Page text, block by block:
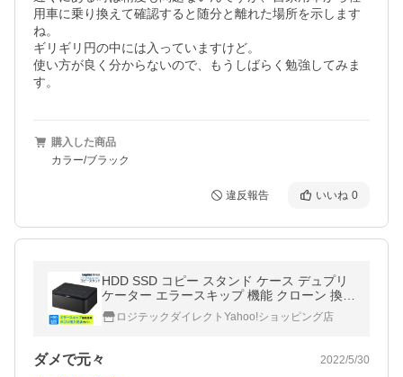
用車に乗り換えて確認すると随分と離れた場所を示します
ね。
ギリギリ円の中には入っていますけど。
使い方が良く分からないので、もうしばらく勉強してみま
す。
購入した商品
カラー/ブラック
違反報告 いいね 0
HDD SSD コピー スタンド ケース デュプリ
ケーター エラースキップ 機能 クローン 換装
SATA 3.5インチ / 2.5インチ / Win / Mac LHR
-2BDPU3ES ypp
ロジテックダイレクトYahoo!ショッピング店
ダメで元々 2022/5/30